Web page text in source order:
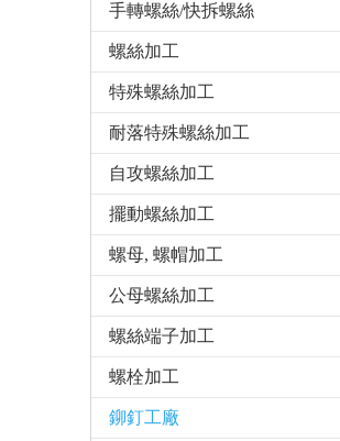
手轉螺絲/快拆螺絲
螺絲加工
特殊螺絲加工
耐落特殊螺絲加工
自攻螺絲加工
擺動螺絲加工
螺母, 螺帽加工
公母螺絲加工
螺絲端子加工
螺栓加工
鉚釘工廠